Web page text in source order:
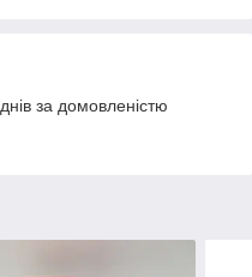
за домовленістю